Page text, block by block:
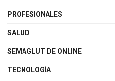
PROFESIONALES
SALUD
SEMAGLUTIDE ONLINE
TECNOLOGÍA